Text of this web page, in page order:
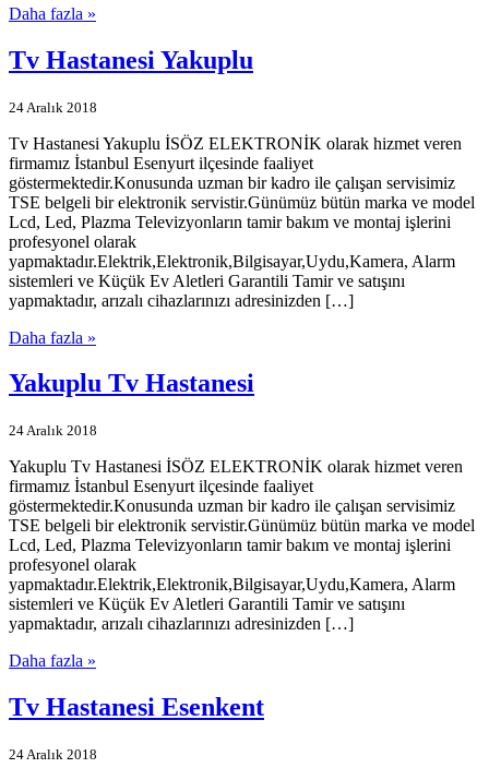
Daha fazla »
Tv Hastanesi Yakuplu
24 Aralık 2018
Tv Hastanesi Yakuplu İSÖZ ELEKTRONİK olarak hizmet veren
firmamız İstanbul Esenyurt ilçesinde faaliyet
göstermektedir.Konusunda uzman bir kadro ile çalışan servisimiz
TSE belgeli bir elektronik servistir.Günümüz bütün marka ve model
Lcd, Led, Plazma Televizyonların tamir bakım ve montaj işlerini
profesyonel olarak
yapmaktadır.Elektrik,Elektronik,Bilgisayar,Uydu,Kamera, Alarm
sistemleri ve Küçük Ev Aletleri Garantili Tamir ve satışını
yapmaktadır, arızalı cihazlarınızı adresinizden […]
Daha fazla »
Yakuplu Tv Hastanesi
24 Aralık 2018
Yakuplu Tv Hastanesi İSÖZ ELEKTRONİK olarak hizmet veren
firmamız İstanbul Esenyurt ilçesinde faaliyet
göstermektedir.Konusunda uzman bir kadro ile çalışan servisimiz
TSE belgeli bir elektronik servistir.Günümüz bütün marka ve model
Lcd, Led, Plazma Televizyonların tamir bakım ve montaj işlerini
profesyonel olarak
yapmaktadır.Elektrik,Elektronik,Bilgisayar,Uydu,Kamera, Alarm
sistemleri ve Küçük Ev Aletleri Garantili Tamir ve satışını
yapmaktadır, arızalı cihazlarınızı adresinizden […]
Daha fazla »
Tv Hastanesi Esenkent
24 Aralık 2018